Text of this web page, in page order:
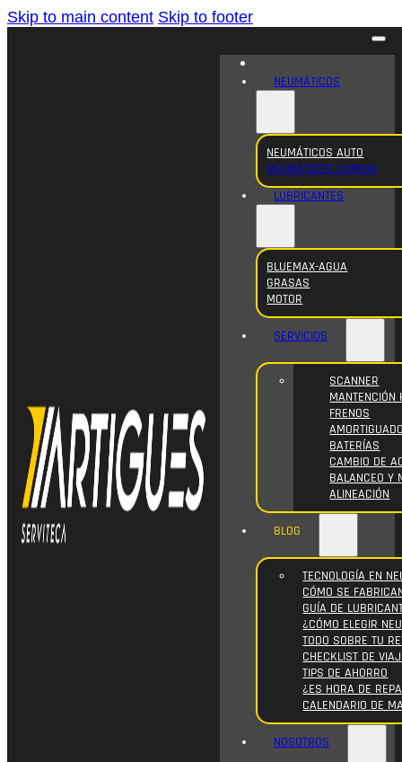
Skip to main content Skip to footer
NEUMÁTICOS
NEUMÁTICOS AUTO
NEUMÁTICOS CAMION
LUBRICANTES
BLUEMAX-AGUA
GRASAS
MOTOR
SERVICIOS
SCANNER
MANTENCIÓN
FRENOS
BATERÍAS
CAMBIO DE
BALANCEO Y
ALINEACIÓN
BLOG
TECNOLOGÍA EN
CÓMO SE
GUÍA DE
¿CÓMO ELEGIR
TODO SOBRE TU
CHECKLIST DE
TIPS DE AHORRO
¿ES HORA DE
CALENDARIO DE
NOSOTROS